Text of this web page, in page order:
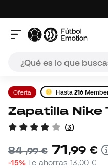
Oferta Hasta 216
Zapatilla
(3)
84,99 € 71,99 €
-15% Te ahorras13,00 €